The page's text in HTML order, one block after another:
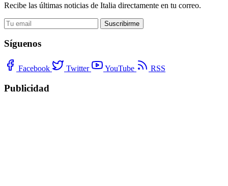
Recibe las últimas noticias de Italia directamente en tu correo.
Suscribirme
Síguenos
Facebook Twitter YouTube RSS
Publicidad